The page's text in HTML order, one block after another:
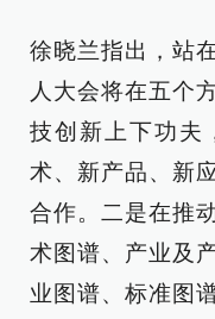
徐晓兰指出，站
人大会将在五个
技创新上下功夫
术、新产品、新
合作。二是在推
术图谱、产业及
业图谱、标准图